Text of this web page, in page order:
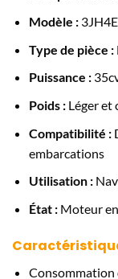
Modèle :3JH4E
Type de pièce :
Puissance :
Poids :Léger et
Compatibilité :
embarcations
Utilisation :
État :Moteur
Consommation